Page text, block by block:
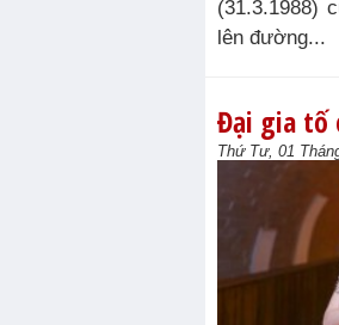
(31.3.1988)
lên đường...
Đại gia tố
Thứ Tư, 01